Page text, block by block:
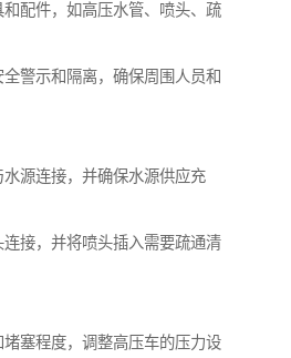
配件，如高压水管、喷头、疏
警示和隔离，确保周围人员和
源连接，并确保水源供应充
接，并将喷头插入需要疏通清
塞程度，调整高压车的压力设